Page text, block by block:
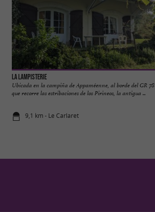
La Lampisterie
Ubicada en la campiña de Appaméenne, al borde del GR 78
que recorre las estribaciones de los Pirineos, la antigua ...
9,1 km - Le Carlaret